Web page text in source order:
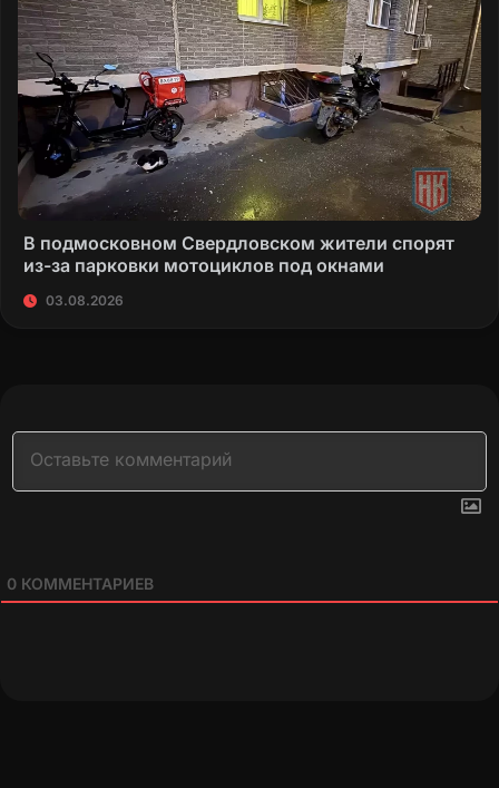
В подмосковном Свердловском жители спорят
из-за парковки мотоциклов под окнами
03.08.2026
0 КОММЕНТАРИЕВ